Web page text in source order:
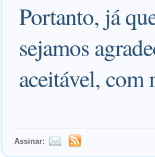
Portanto, já
sejamos
aceitável, com
Assinar: